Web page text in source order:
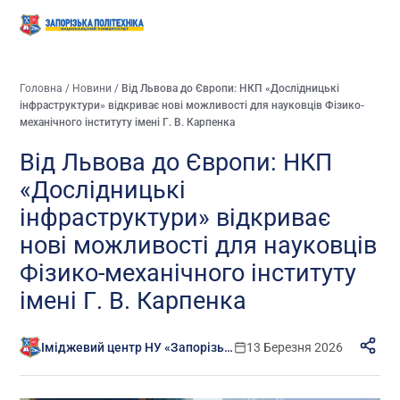
Головна / Новини / Від Львова до Європи: НКП «Дослідницькі
інфраструктури» відкриває нові можливості для науковців Фізико-
механічного інституту імені Г. В. Карпенка
Від Львова до Європи: НКП
«Дослідницькі
інфраструктури» відкриває
нові можливості для науковців
Фізико-механічного інституту
імені Г. В. Карпенка
Іміджевий центр НУ «Запорізька політехніка» 13 Березня 2026